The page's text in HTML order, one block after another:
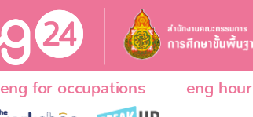
eng for occupations eng hour